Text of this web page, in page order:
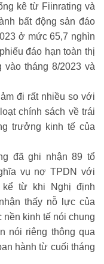
kê từ Fiinrating và
bất động sản đáo
ở mức 65,7 nghìn
đáo hạn toàn thị
tháng 8/2023 và
đi rất nhiều so với
chính sách về trái
trưởng kinh tế của
đã ghi nhận 89 tổ
vụ nợ TPDN với
kể từ khi Nghị định
thấy nỗ lực của
nền kinh tế nói chung
nói riêng thông qua
hành từ cuối tháng